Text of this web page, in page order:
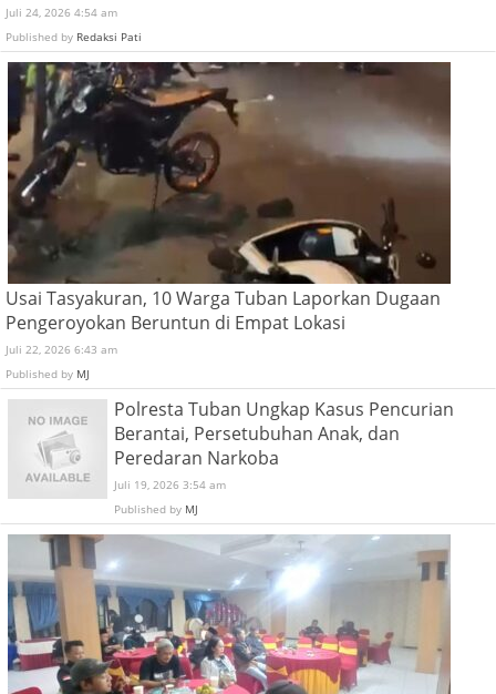
Juli 24, 2026 4:54 am
Published by Redaksi Pati
Usai Tasyakuran, 10 Warga Tuban Laporkan Dugaan
Pengeroyokan Beruntun di Empat Lokasi
Juli 22, 2026 6:43 am
Published by MJ
Polresta Tuban Ungkap Kasus Pencurian
Berantai, Persetubuhan Anak, dan
Peredaran Narkoba
Juli 19, 2026 3:54 am
Published by MJ